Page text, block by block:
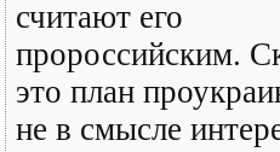
считают его
пророссийским.
это план
не в смысле